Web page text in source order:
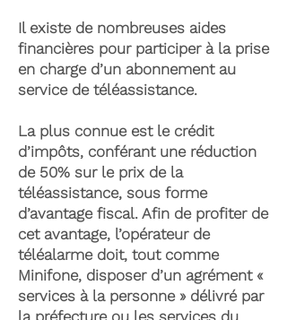
Il existe de nombreuses aides
financières pour participer à la prise
en charge d’un abonnement au
service de téléassistance.
La plus connue est le crédit
d’impôts, conférant une réduction
de 50% sur le prix de la
téléassistance, sous forme
d’avantage fiscal. Afin de profiter de
cet avantage, l’opérateur de
téléalarme doit, tout comme
Minifone, disposer d’un agrément «
services à la personne » délivré par
la préfecture ou les services du